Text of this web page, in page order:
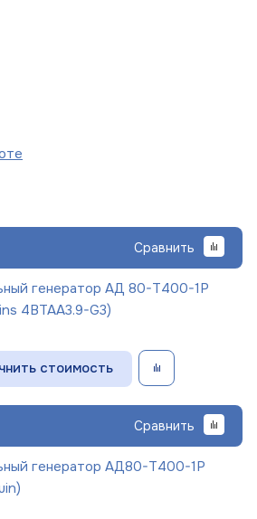
Сравнить
генератор АД 80-Т400-1Р
4BTAA3.9-G3)
стоимость
Сравнить
генератор АД80-Т400-1Р